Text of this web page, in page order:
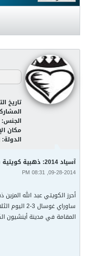
تاريخ
الجنس:
مكان
الدولة:
آسياد 2014: ذهبية كويتية في السكواش
09-28-2014, 08:31 PM
أحرز الكويتي عبد الله
ساوراي
المقامة في مدينة أينشيون